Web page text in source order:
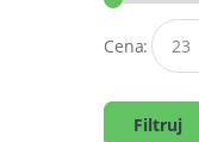
Cena:
Filtruj